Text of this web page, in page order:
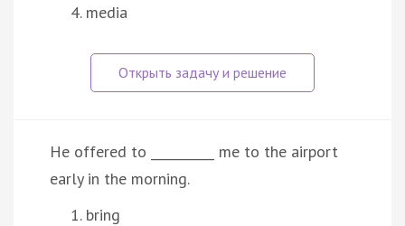
media
He offered to __________ me to the airport
early in the morning.
bring